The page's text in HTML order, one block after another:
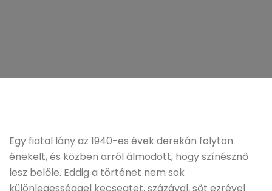
Egy fiatal lány az 1940-es évek derekán folyton
énekelt, és közben arról álmodott, hogy színésznő
lesz belőle. Eddig a történet nem sok